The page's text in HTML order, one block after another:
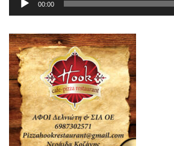
00:00